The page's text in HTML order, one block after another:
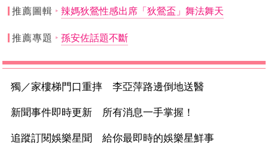
推薦圖輯 辣媽狄鶯性感出席「狄鶯盃」舞法舞天
推薦專題 孫安佐話題不斷
獨／家樓梯門口重摔 李亞萍路邊倒地送醫
新聞事件即時更新 所有消息一手掌握！
追蹤訂閱娛樂星聞 給你最即時的娛樂星鮮事